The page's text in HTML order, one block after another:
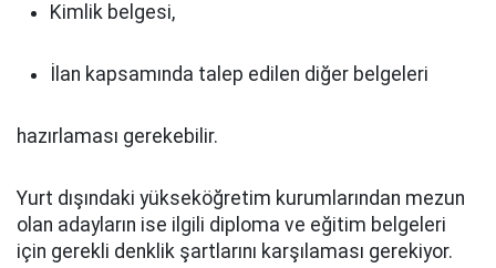
Kimlik belgesi,
İlan kapsamında talep edilen diğer belgeleri
hazırlaması gerekebilir.
Yurt dışındaki yükseköğretim kurumlarından mezun
olan adayların ise ilgili diploma ve eğitim belgeleri
için gerekli denklik şartlarını karşılaması gerekiyor.